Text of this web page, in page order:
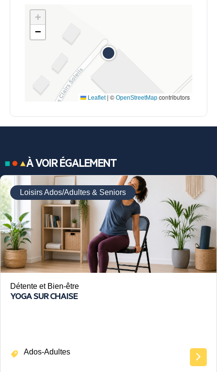
+
−
Leaflet | © OpenStreetMap contributors
À VOIR ÉGALEMENT
Loisirs Ados/Adultes & Seniors
Détente et Bien-être
YOGA SUR CHAISE
Ados-Adultes